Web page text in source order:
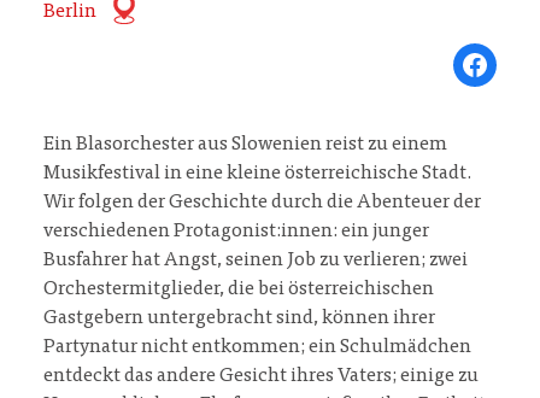
Berlin
Share on
Ein Blasorchester aus Slowenien reist zu einem
Musikfestival in eine kleine österreichische Stadt.
Wir folgen der Geschichte durch die Abenteuer der
verschiedenen Protagonist:innen: ein junger
Busfahrer hat Angst, seinen Job zu verlieren; zwei
Orchestermitglieder, die bei österreichischen
Gastgebern untergebracht sind, können ihrer
Partynatur nicht entkommen; ein Schulmädchen
entdeckt das andere Gesicht ihres Vaters; einige zu